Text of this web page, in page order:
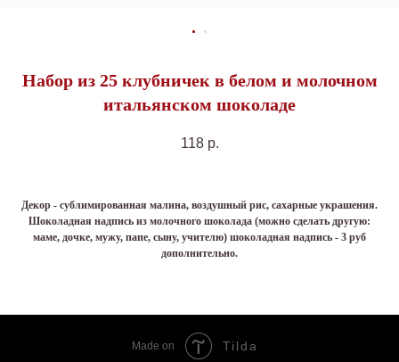
Набор из 25 клубничек в белом и молочном
итальянском шоколаде
118 р.
Декор - сублимированная малина, воздушный рис, сахарные украшения.
Шоколадная надпись из молочного шоколада (можно сделать другую:
маме, дочке, мужу, папе, сыну, учителю) шоколадная надпись - 3 руб
дополнительно.
Made on Tilda